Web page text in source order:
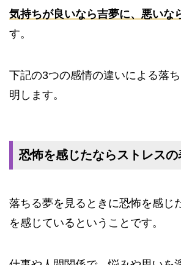
気持ちが良いなら吉夢に、悪いな
す。
下記の3つの感情の違いによる落
明します。
恐怖を感じたならストレスの
落ちる夢を見るときに恐怖を感じ
を感じているということです。